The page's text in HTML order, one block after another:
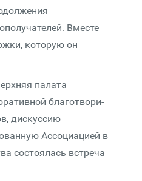
Вместе
которую он
палата
благо­твори­
дискуссию
Ассоциацией в
состоялась встреча